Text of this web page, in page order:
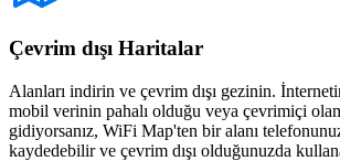
Çevrim dışı Haritalar
Alanları indirin ve çevrim dışı gezinin.
mobil verinin pahalı olduğu veya çevrimiçi
gidiyorsanız, WiFi Map'ten bir alanı
kaydedebilir ve çevrim dışı olduğunuzda